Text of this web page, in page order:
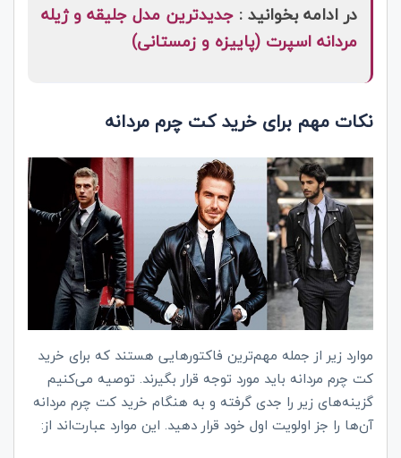
در ادامه بخوانید :جدیدترین مدل جلیقه و ژیله
مردانه اسپرت (پاییزه و زمستانی)
نکات مهم برای خرید کت چرم مردانه
موارد زیر از جمله مهم‌ترین فاکتورهایی هستند که برای خرید
کت چرم مردانه باید مورد توجه قرار بگیرند. توصیه می‌کنیم
گزینه‌های زیر را جدی گرفته و به هنگام خرید کت چرم مردانه
آن‌ها را جز اولویت اول خود قرار دهید. این موارد عبارت‌اند از: